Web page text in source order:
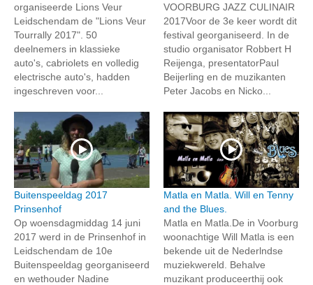
organiseerde Lions Veur
Leidschendam de "Lions Veur
Tourrally 2017". 50
deelnemers in klassieke
auto's, cabriolets en volledig
electrische auto's, hadden
ingeschreven voor...
VOORBURG JAZZ CULINAIR
2017Voor de 3e keer wordt dit
festival georganiseerd. In de
studio organisator Robbert H
Reijenga, presentatorPaul
Beijerling en de muzikanten
Peter Jacobs en Nicko...
Buitenspeeldag 2017
Prinsenhof
Op woensdagmiddag 14 juni
2017 werd in de Prinsenhof in
Leidschendam de 10e
Buitenspeeldag georganiseerd
en wethouder Nadine
Matla en Matla. Will en Tenny
and the Blues.
Matla en Matla.De in Voorburg
woonachtige Will Matla is een
bekende uit de Nederlndse
muziekwereld. Behalve
muzikant produceerthij ook